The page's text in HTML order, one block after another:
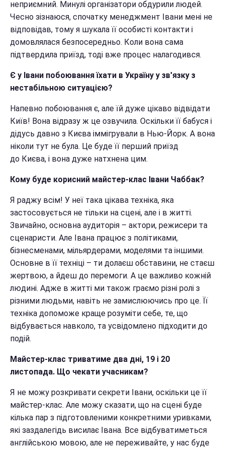
неприємний. Минулі організатори обдурили людей.
Чесно зізнаюся, спочатку менеджмент Івани мені не
відповідав, тому я шукала її особисті контакти і
домовлялася безпосередньо. Коли вона сама
підтвердила приїзд, тоді вже процес налагодився.
Є у Івани побоювання їхати в Україну у зв'язку з
нестабільною ситуацією?
Напевно побоювання є, але їй дуже цікаво відвідати
Київ! Вона відразу ж це озвучила. Оскільки її бабуся і
дідусь давно з Києва іммігрували в Нью-Йорк. А вона
ніколи тут не була. Це буде її перший приїзд
до Києва, і вона дуже натхнена цим.
Кому буде корисний майстер-клас Івани Чаббак?
Я раджу всім! У неї така цікава техніка, яка
застосовується не тільки на сцені, але і в житті.
Звичайно, основна аудиторія – актори, режисери та
сценаристи. Але Івана працює з політиками,
бізнесменами, мільярдерами, моделями та іншими.
Основне в її техніці – ти долаєш обставини, не стаєш
жертвою, а йдеш до перемоги. А це важливо кожній
людині. Адже в житті ми також граємо різні ролі з
різними людьми, навіть не замислюючись про це. Її
техніка допоможе краще розуміти себе, те, що
відбувається навколо, та усвідомлено підходити до
подій.
Майстер-клас триватиме два дні, 19 і 20
листопада. Що чекати учасникам?
Я не можу розкривати секрети Івани, оскільки це її
майстер-клас. Але можу сказати, що на сцені буде
кілька пар з підготовленими конкретними уривками,
які заздалегідь висилає Івана. Все відбуватиметься
англійською мовою, але не переживайте, у нас буде